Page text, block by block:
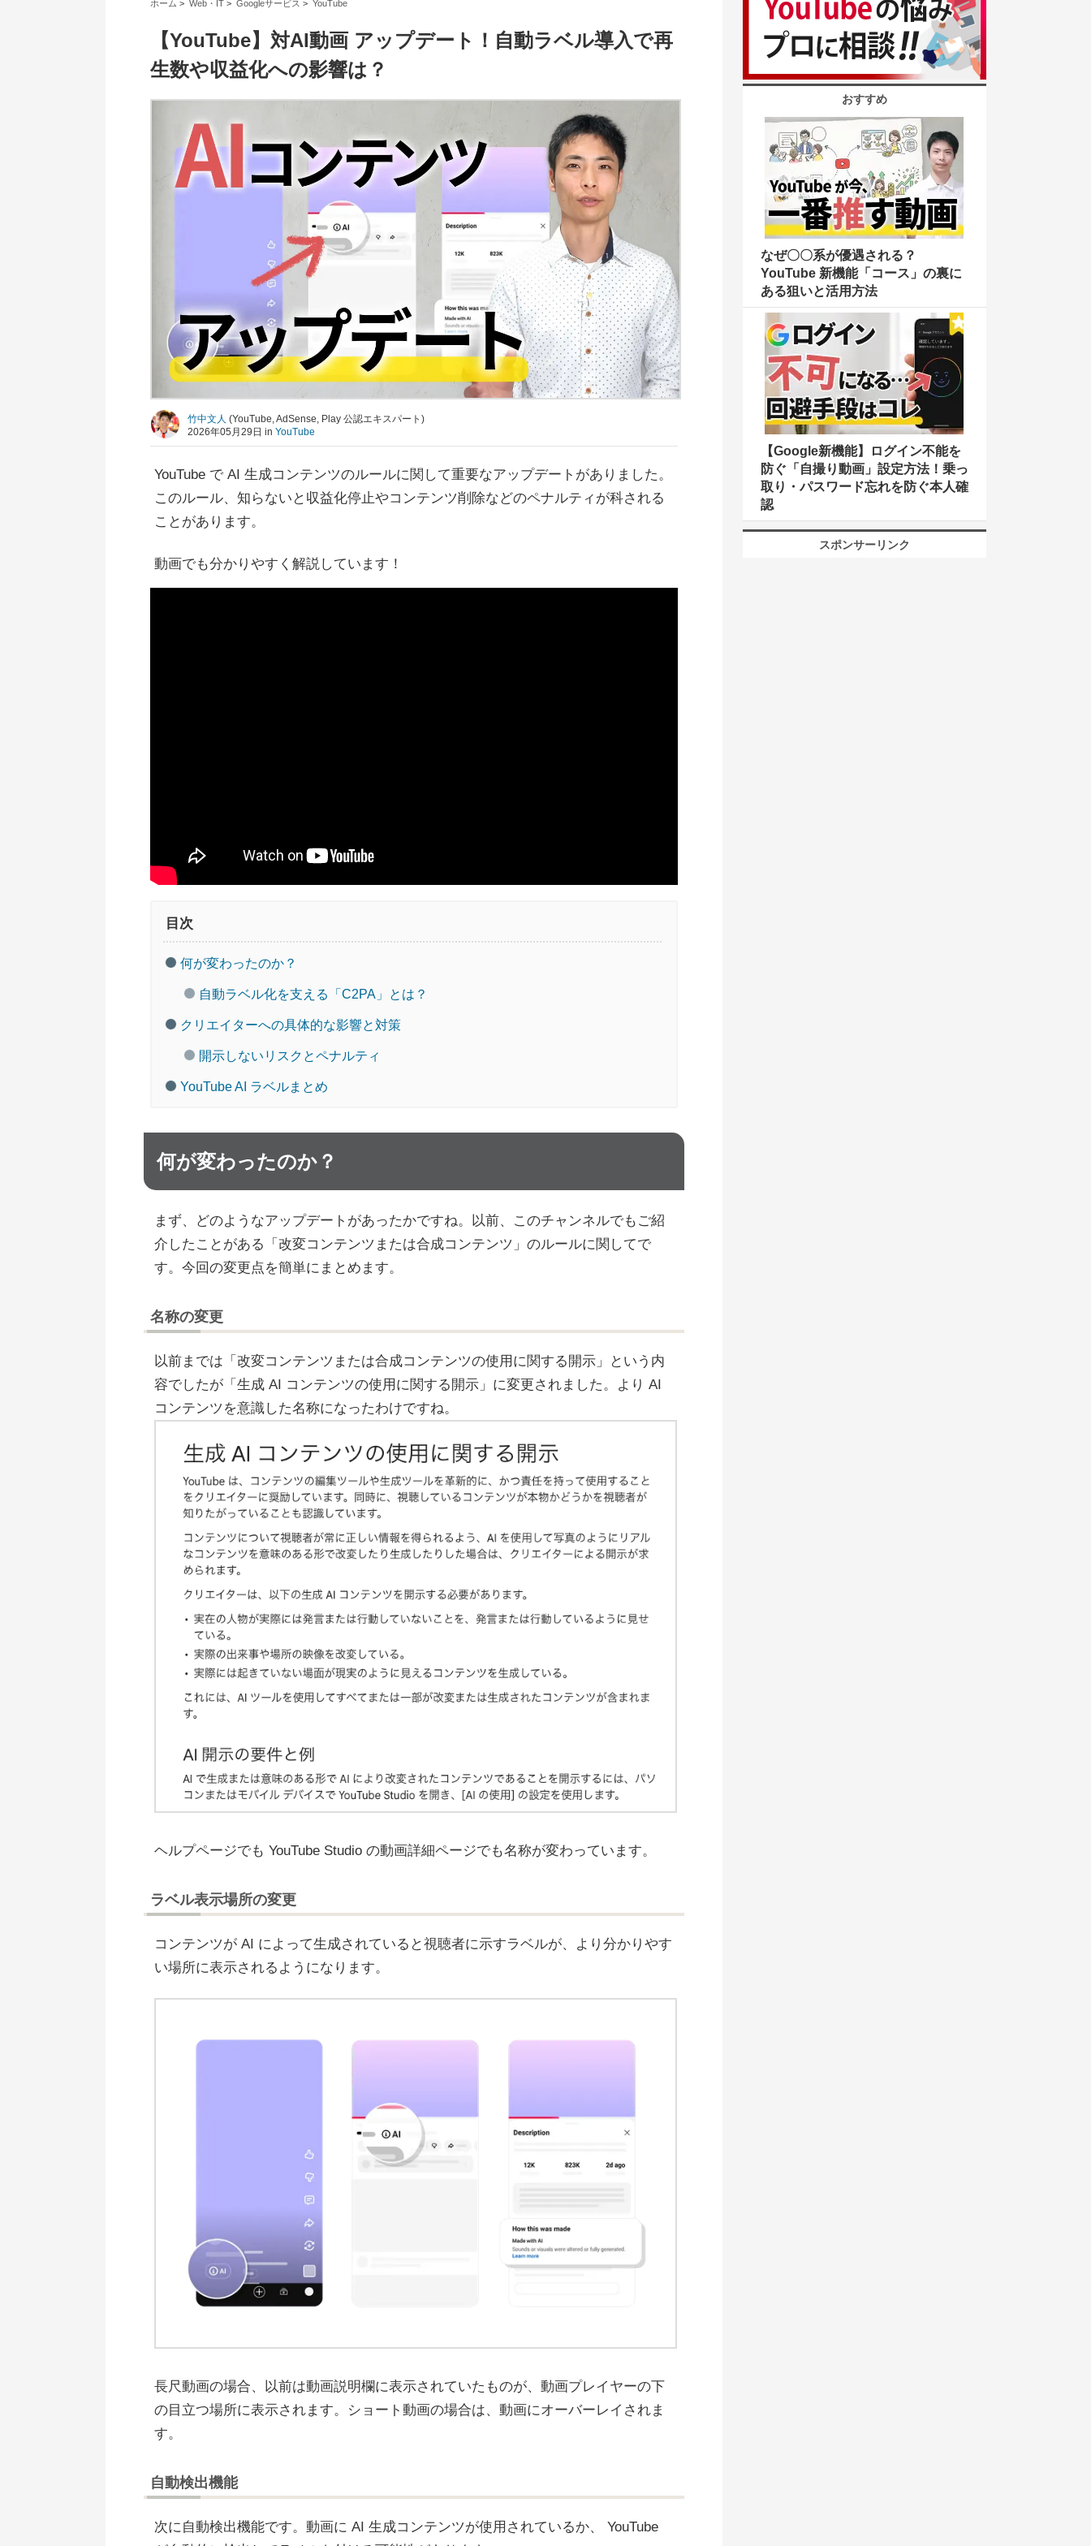
ホーム > Web・IT> Googleサービス > YouTube
【YouTube】対AI動画 アップデート！自動ラベル導入で再
生数や収益化への影響は？
竹中文人 (YouTube, AdSense, Play 公認エキスパート)
2026年05月29日 in YouTube
YouTube で AI 生成コンテンツのルールに関して重要なアップデートがありました。
このルール、知らないと収益化停止やコンテンツ削除などのペナルティが科される
ことがあります。
動画でも分かりやすく解説しています！
目次
何が変わったのか？
自動ラベル化を支える「C2PA」とは？
クリエイターへの具体的な影響と対策
開示しないリスクとペナルティ
YouTube AI ラベルまとめ
何が変わったのか？
まず、どのようなアップデートがあったかですね。以前、このチャンネルでもご紹
介したことがある「改変コンテンツまたは合成コンテンツ」のルールに関してで
す。今回の変更点を簡単にまとめます。
名称の変更
以前までは「改変コンテンツまたは合成コンテンツの使用に関する開示」という内
容でしたが「生成 AI コンテンツの使用に関する開示」に変更されました。より AI
コンテンツを意識した名称になったわけですね。
ヘルプページでも YouTube Studio の動画詳細ページでも名称が変わっています。
ラベル表示場所の変更
コンテンツが AI によって生成されていると視聴者に示すラベルが、より分かりやす
い場所に表示されるようになります。
長尺動画の場合、以前は動画説明欄に表示されていたものが、動画プレイヤーの下
の目立つ場所に表示されます。ショート動画の場合は、動画にオーバーレイされま
す。
自動検出機能
次に自動検出機能です。動画に AI 生成コンテンツが使用されているか、 YouTube
おすすめ
なぜ〇〇系が優遇される？
YouTube 新機能「コース」の裏に
ある狙いと活用方法
【Google新機能】ログイン不能を
防ぐ「自撮り動画」設定方法！乗っ
取り・パスワード忘れを防ぐ本人確
認
スポンサーリンク